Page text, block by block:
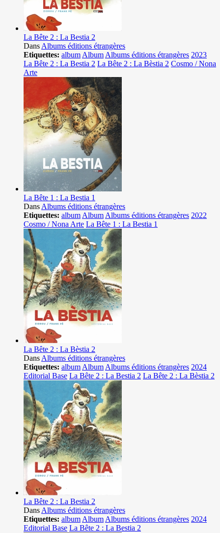
La Bête 2 : La Bestia 2
DansAlbums éditions étrangères
Etiquettes: albumAlbumAlbums éditions étrangères 2023
La Bête 2 : La Bestia 2 La Bête 2 : La Bèstia 2 Cosmo / Nona
Arte
La Bête 1 : La Bestia 1
DansAlbums éditions étrangères
Etiquettes: albumAlbumAlbums éditions étrangères 2022
Cosmo / Nona Arte La Bête 1 : La Bestia 1
La Bête 2 : La Bèstia 2
DansAlbums éditions étrangères
Etiquettes: albumAlbumAlbums éditions étrangères 2024
Editorial Base La Bête 2 : La Bestia 2 La Bête 2 : La Bèstia 2
La Bête 2 : La Bestia 2
DansAlbums éditions étrangères
Etiquettes: albumAlbumAlbums éditions étrangères 2024
Editorial Base La Bête 2 : La Bestia 2